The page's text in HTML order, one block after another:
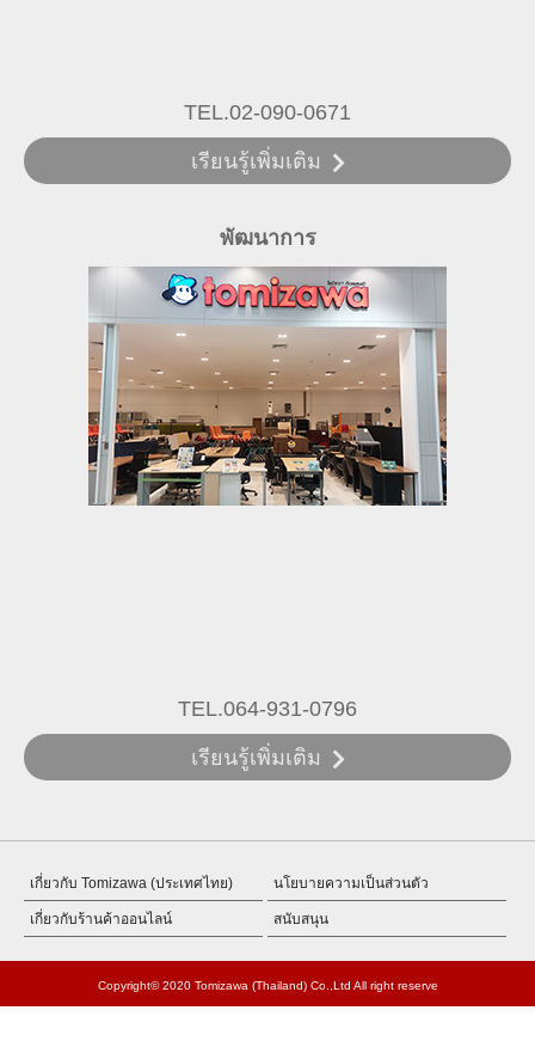
TEL.02-090-0671
เรียนรู้เพิ่มเติม
พัฒนาการ
TEL.064-931-0796
เรียนรู้เพิ่มเติม
เกี่ยวกับ Tomizawa (ประเทศไทย) นโยบายความเป็นส่วนตัว
เกี่ยวกับร้านค้าออนไลน์ สนับสนุน
Copyright© 2020 Tomizawa (Thailand) Co.,Ltd All right reserve